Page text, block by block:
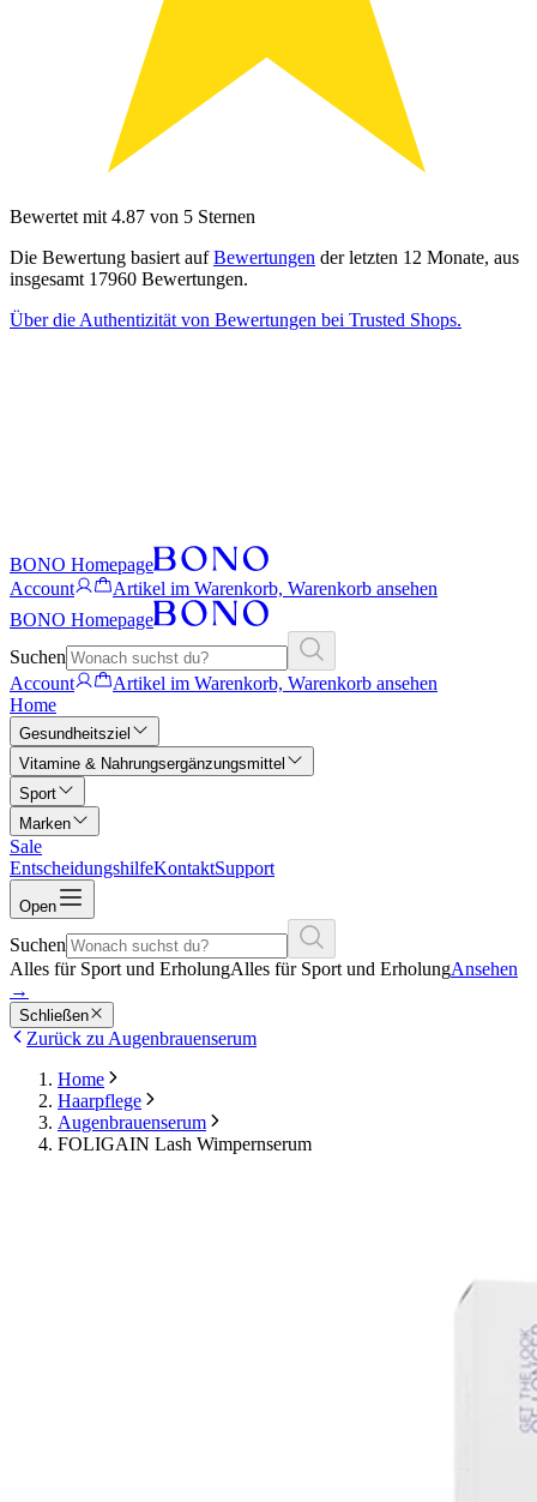
Bewertet mit 4.87 von 5 Sternen
Die Bewertung basiert aufBewertungen der letzten 12 Monate, aus
insgesamt 17960 Bewertungen.
Über die Authentizität von Bewertungen bei Trusted Shops.
BONO Homepage
Account
Artikel im Warenkorb, Warenkorb ansehen
BONO Homepage
Suchen
Account
Artikel im Warenkorb, Warenkorb ansehen
Home
Gesundheitsziel
Vitamine & Nahrungsergänzungsmittel
Sport
Marken
Sale
EntscheidungshilfeKontaktSupport
Open
Suchen
Alles für Sport und ErholungAlles für Sport und ErholungAnsehen
→
Schließen
Zurück zu Augenbrauenserum
Home
Haarpflege
Augenbrauenserum
FOLIGAIN Lash Wimpernserum